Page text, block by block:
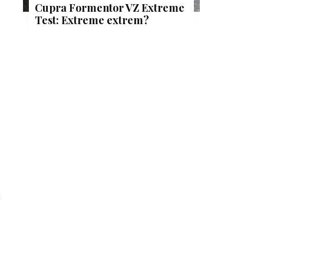
Cupra Formentor VZ Extreme
Test: Extreme extrem?